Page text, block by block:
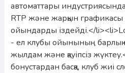
автоматтары
RTP және жарқын
ойындарды іздейді.</
- ел клубы ойынының барлық
жылдам және қауіпсіз
бонустардан басқа, клуб жиі